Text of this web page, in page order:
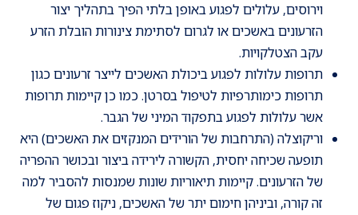
וירוסים, עלולים לפגוע באופן בלתי הפיך בתהליך יצור
הזרעונים באשכים או לגרום לסתימת צינורות הובלת הזרע
עקב הצטלקויות.
תרופות עלולות לפגוע ביכולת האשכים לייצר זרעונים כגון
תרופות כימותרפיות לטיפול בסרטן. כמו כן קיימות תרופות
אשר עלולות לפגוע בתפקוד המיני של הגבר.
וריקוצלה (התרחבות של הורידים המנקזים את האשכים) היא
תופעה שכיחה יחסית, הקשורה לירידה ביצור ובכושר ההפריה
של הזרעונים. קיימות תיאוריות שונות שמנסות להסביר למה
זה קורה, וביניהן חימום יתר של האשכים, ניקוז פגום של